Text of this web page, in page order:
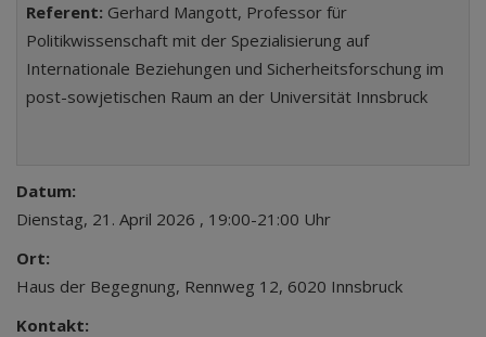
Referent: Gerhard Mangott, Professor für
Politikwissenschaft mit der Spezialisierung auf
Internationale Beziehungen und Sicherheitsforschung im
post-sowjetischen Raum an der Universität Innsbruck
Datum:
Dienstag, 21. April 2026 , 19:00-21:00 Uhr
Ort:
Haus der Begegnung, Rennweg 12, 6020 Innsbruck
Kontakt: